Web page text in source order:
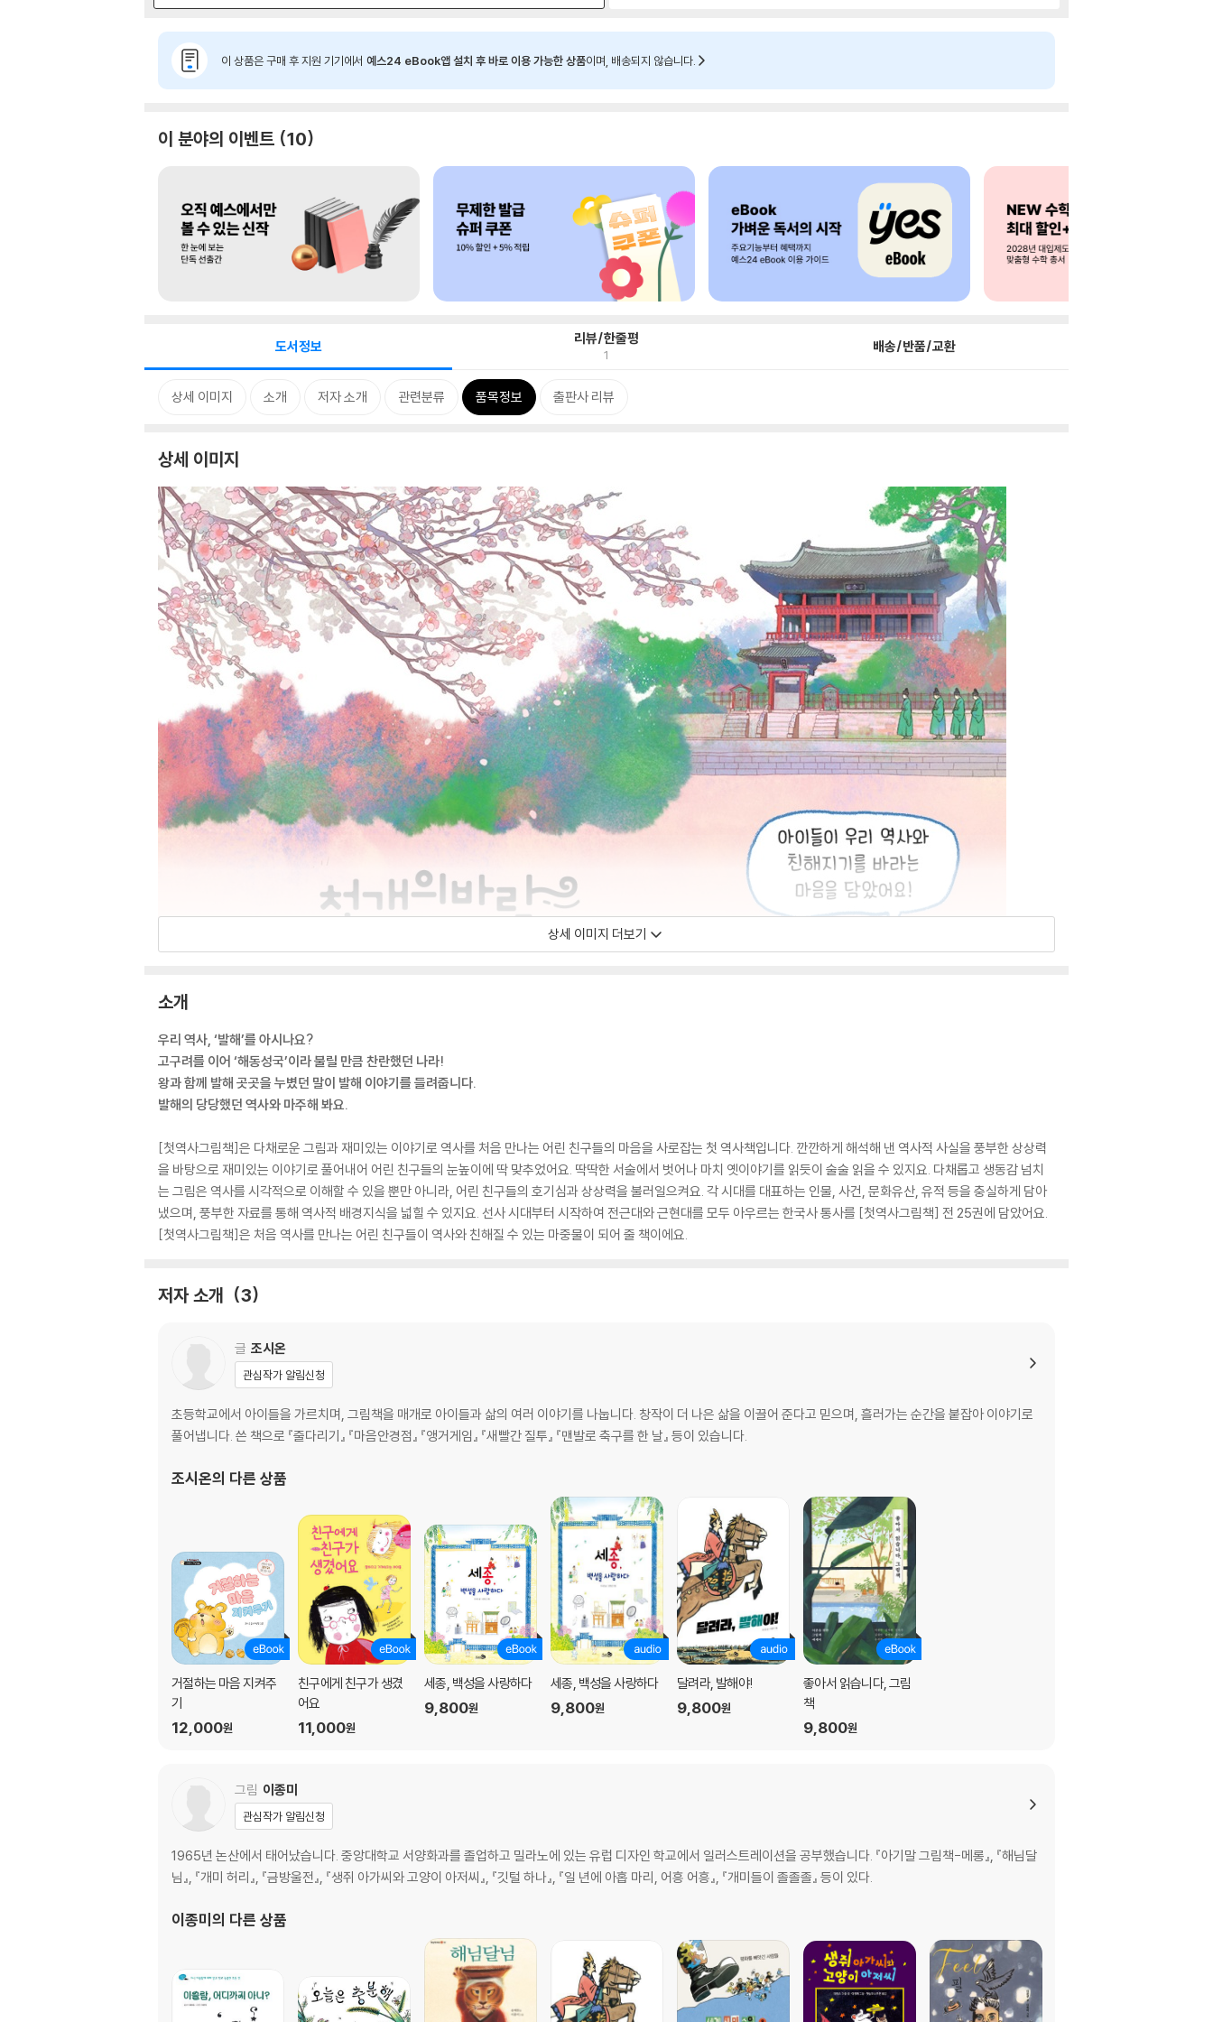
이 상품은 구매 후 지원 기기에서 예스24 eBook앱 설치 후 바로 이용 가능한 상품이며, 배송되지 않습니다.
이 분야의 이벤트 10
도서정보 리뷰/한줄평
1 배송/반품/교환
상세 이미지 소개 저자 소개 관련분류 품목정보 출판사 리뷰
상세 이미지
상세 이미지 더보기
소개
우리 역사, ‘발해’를 아시나요?
고구려를 이어 ‘해동성국’이라 불릴 만큼 찬란했던 나라!
왕과 함께 발해 곳곳을 누볐던 말이 발해 이야기를 들려줍니다.
발해의 당당했던 역사와 마주해 봐요.
[첫역사그림책]은 다채로운 그림과 재미있는 이야기로 역사를 처음 만나는 어린 친구들의 마음을 사로잡는 첫 역사책입니다. 깐깐하게 해석해 낸 역사적 사실을 풍부한 상상력
을 바탕으로 재미있는 이야기로 풀어내어 어린 친구들의 눈높이에 딱 맞추었어요. 딱딱한 서술에서 벗어나 마치 옛이야기를 읽듯이 술술 읽을 수 있지요. 다채롭고 생동감 넘치
는 그림은 역사를 시각적으로 이해할 수 있을 뿐만 아니라, 어린 친구들의 호기심과 상상력을 불러일으켜요. 각 시대를 대표하는 인물, 사건, 문화유산, 유적 등을 충실하게 담아
냈으며, 풍부한 자료를 통해 역사적 배경지식을 넓힐 수 있지요. 선사 시대부터 시작하여 전근대와 근현대를 모두 아우르는 한국사 통사를 [첫역사그림책] 전 25권에 담았어요.
[첫역사그림책]은 처음 역사를 만나는 어린 친구들이 역사와 친해질 수 있는 마중물이 되어 줄 책이에요.
저자 소개 3
글 조시온
관심작가 알림신청
초등학교에서 아이들을 가르치며, 그림책을 매개로 아이들과 삶의 여러 이야기를 나눕니다. 창작이 더 나은 삶을 이끌어 준다고 믿으며, 흘러가는 순간을 붙잡아 이야기로
풀어냅니다. 쓴 책으로 『줄다리기』 『마음안경점』 『앵거게임』 『새빨간 질투』 『맨발로 축구를 한 날』 등이 있습니다.
조시온의 다른 상품
거절하는 마음 지켜주
기
12,000원
친구에게 친구가 생겼
어요
11,000원
세종, 백성을 사랑하다
9,800원
세종, 백성을 사랑하다
9,800원
달려라, 발해야!
9,800원
좋아서 읽습니다, 그림
책
9,800원
그림 이종미
관심작가 알림신청
1965년 논산에서 태어났습니다. 중앙대학교 서양화과를 졸업하고 밀라노에 있는 유럽 디자인 학교에서 일러스트레이션을 공부했습니다. 『아기말 그림책-메롱』, 『해님달
님』, 『개미 허리』, 『금방울전』, 『생쥐 아가씨와 고양이 아저씨』, 『깃털 하나』, 『일 년에 아홉 마리, 어흥 어흥』, 『개미들이 졸졸졸』 등이 있다.
이종미 의 다른 상품